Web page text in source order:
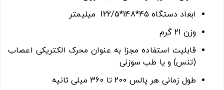
ابعاد دستگاه 45*148*122/5 میلیمتر
وزن 21 گرم
قابلیت استفاده مجزا به عنوان محرک الکتریکی اعصاب
(تنس) و یا طب سوزنی
طول زمانی هر پالس 200 تا 360 میلی ثانیه